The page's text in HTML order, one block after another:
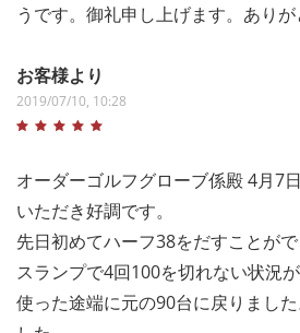
うです。御礼申し上げます。ありが
お客様より
2019/07/10, 10:28
オーダーゴルフグローブ係殿 4月7
いただき好調です。
先日初めてハーフ38をだすことが
スランプで4回100を切れない状況が
使った途端に元の90台に戻りまし